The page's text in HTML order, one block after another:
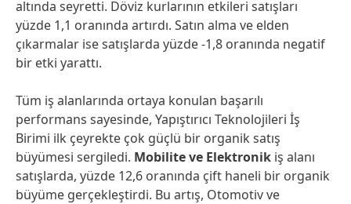
altında seyretti. Döviz kurlarının etkileri satışları
yüzde 1,1 oranında artırdı. Satın alma ve elden
çıkarmalar ise satışlarda yüzde -1,8 oranında negatif
bir etki yarattı.
Tüm iş alanlarında ortaya konulan başarılı
performans sayesinde, Yapıştırıcı Teknolojileri İş
Birimi ilk çeyrekte çok güçlü bir organik satış
büyümesi sergiledi. Mobilite ve Elektronik iş alanı
satışlarda, yüzde 12,6 oranında çift haneli bir organik
büyüme gerçekleştirdi. Bu artış, Otomotiv ve